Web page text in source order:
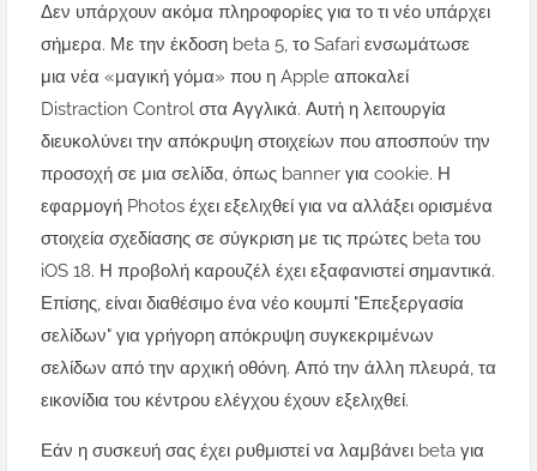
Δεν υπάρχουν ακόμα πληροφορίες για το τι νέο υπάρχει
σήμερα. Με την έκδοση beta 5, το Safari ενσωμάτωσε
μια νέα «μαγική γόμα» που η Apple αποκαλεί
Distraction Control στα Αγγλικά. Αυτή η λειτουργία
διευκολύνει την απόκρυψη στοιχείων που αποσπούν την
προσοχή σε μια σελίδα, όπως banner για cookie. Η
εφαρμογή Photos έχει εξελιχθεί για να αλλάξει ορισμένα
στοιχεία σχεδίασης σε σύγκριση με τις πρώτες beta του
iOS 18. Η προβολή καρουζέλ έχει εξαφανιστεί σημαντικά.
Επίσης, είναι διαθέσιμο ένα νέο κουμπί "Επεξεργασία
σελίδων" για γρήγορη απόκρυψη συγκεκριμένων
σελίδων από την αρχική οθόνη. Από την άλλη πλευρά, τα
εικονίδια του κέντρου ελέγχου έχουν εξελιχθεί.
Εάν η συσκευή σας έχει ρυθμιστεί να λαμβάνει beta για